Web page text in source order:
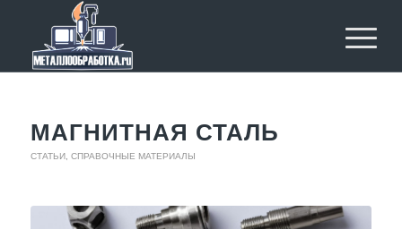
МАГНИТНАЯ СТАЛЬ
СТАТЬИ, СПРАВОЧНЫЕ МАТЕРИАЛЫ